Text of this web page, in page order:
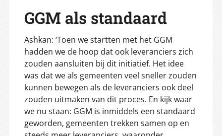
GGM als standaard
Ashkan: ‘Toen we startten met het GGM
hadden we de hoop dat ook leveranciers zich
zouden aansluiten bij dit initiatief. Het idee
was dat we als gemeenten veel sneller zouden
kunnen bewegen als de leveranciers ook deel
zouden uitmaken van dit proces. En kijk waar
we nu staan: GGM is inmiddels een standaard
geworden, gemeenten trekken samen op en